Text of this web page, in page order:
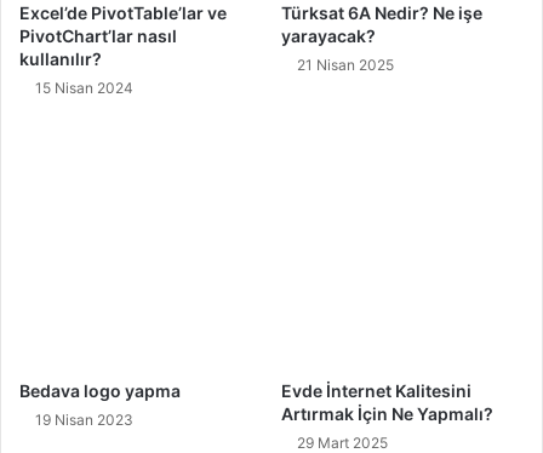
Excel’de PivotTable’lar ve
PivotChart’lar nasıl
kullanılır?
15 Nisan 2024
Türksat 6A Nedir? Ne işe
yarayacak?
21 Nisan 2025
Bedava logo yapma
19 Nisan 2023
Evde İnternet Kalitesini
Artırmak İçin Ne Yapmalı?
29 Mart 2025